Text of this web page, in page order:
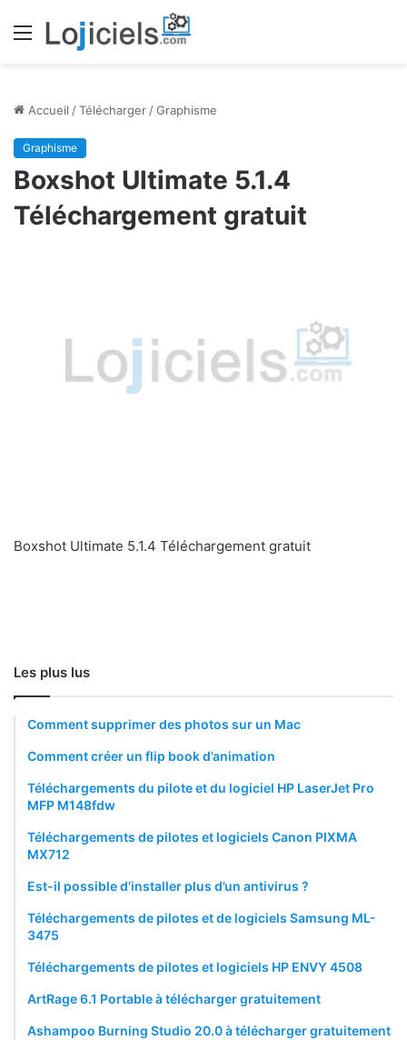
Menu
Accueil /Télécharger /Graphisme
Graphisme
Boxshot Ultimate 5.1.4
Téléchargement gratuit
Boxshot Ultimate 5.1.4 Téléchargement gratuit
Les plus lus
Comment supprimer des photos sur un Mac
Comment créer un flip book d’animation
Téléchargements du pilote et du logiciel HP LaserJet Pro
MFP M148fdw
Téléchargements de pilotes et logiciels Canon PIXMA
MX712
Est-il possible d’installer plus d’un antivirus ?
Téléchargements de pilotes et de logiciels Samsung ML-
3475
Téléchargements de pilotes et logiciels HP ENVY 4508
ArtRage 6.1 Portable à télécharger gratuitement
Ashampoo Burning Studio 20.0 à télécharger gratuitement